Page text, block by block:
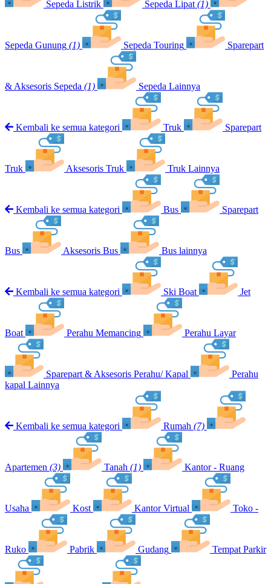
Sepeda Listrik Sepeda Lipat (1)
Sepeda Gunung (1) Sepeda Touring Sparepart
& Aksesoris Sepeda (1) Sepeda Lainnya
Kembali ke semua kategori Truk Sparepart
Truk Aksesoris Truk Truk Lainnya
Kembali ke semua kategori Bus Sparepart
Bus Aksesoris Bus Bus lainnya
Kembali ke semua kategori Ski Boat Jet
Boat Perahu Memancing Perahu Layar
Sparepart & Aksesoris Perahu/ Kapal
Perahu
kapal Lainnya
Kembali ke semua kategori Rumah (7)
Apartemen (3) Tanah (1) Kantor - Ruang
Usaha Kost Kantor Virtual Toko -
Ruko Pabrik Gudang Tempat Parkir